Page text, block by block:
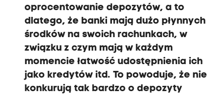
oprocentowanie depozytów, a to
dlatego, że banki mają dużo płynnych
środków na swoich rachunkach, w
związku z czym mają w każdym
momencie łatwość udostępnienia ich
jako kredytów itd. To powoduje, że nie
konkurują tak bardzo o depozyty